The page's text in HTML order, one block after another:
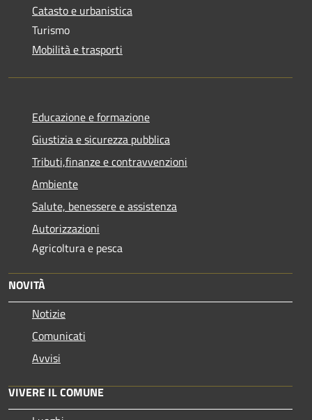
Catasto e urbanistica
Turismo
Mobilità e trasporti
Educazione e formazione
Giustizia e sicurezza pubblica
Tributi,finanze e contravvenzioni
Ambiente
Salute, benessere e assistenza
Autorizzazioni
Agricoltura e pesca
NOVITÀ
Notizie
Comunicati
Avvisi
VIVERE IL COMUNE